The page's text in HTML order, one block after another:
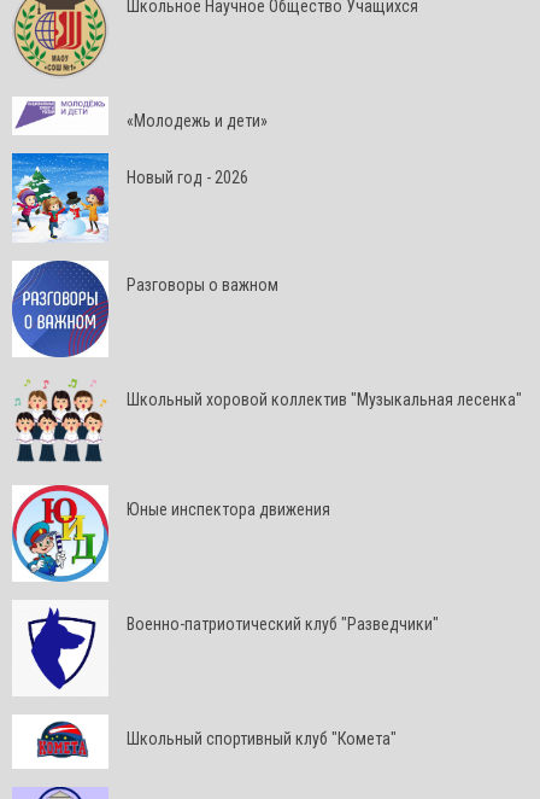
Школьное Научное Общество Учащихся
«Молодежь и дети»
Новый год - 2026
Разговоры о важном
Школьный хоровой коллектив "Музыкальная лесенка"
Юные инспектора движения
Военно-патриотический клуб "Разведчики"
Школьный спортивный клуб "Комета"